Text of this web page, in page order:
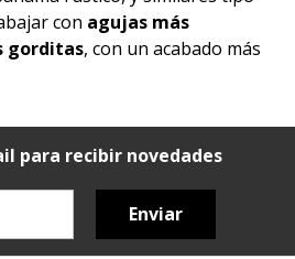
con agujas más
gorditas, con un acabado más
para recibir novedades
Enviar